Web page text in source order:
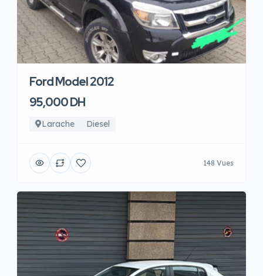
Ford Model 2012
95,000 DH
Larache Diesel
148 Vues